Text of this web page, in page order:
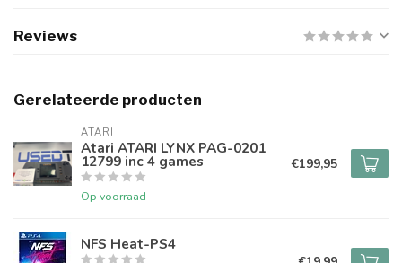
Reviews
Gerelateerde producten
ATARI
Atari ATARI LYNX PAG-0201
12799 inc 4 games
Op voorraad
€199,95
NFS Heat-PS4